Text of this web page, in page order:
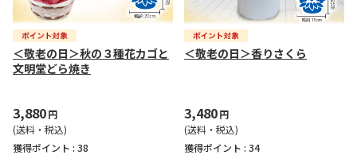
＜敬老の日＞秋の３種花カゴと
文明堂どら焼き
3,880円
(送料・税込)
獲得ポイント : 38
＜敬老の日＞香りさくら
3,480円
(送料・税込)
獲得ポイント : 34